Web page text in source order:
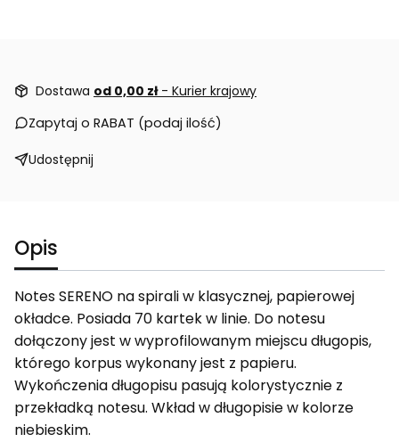
Dostawa od 0,00 zł - Kurier krajowy
Zapytaj o RABAT (podaj ilość)
Udostępnij
Opis
Notes SERENO na spirali w klasycznej, papierowej
okładce. Posiada 70 kartek w linie. Do notesu
dołączony jest w wyprofilowanym miejscu długopis,
którego korpus wykonany jest z papieru.
Wykończenia długopisu pasują kolorystycznie z
przekładką notesu. Wkład w długopisie w kolorze
niebieskim.